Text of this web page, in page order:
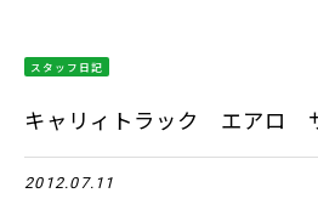
スタッフ日記
キャリィトラック エアロ
2012.07.11